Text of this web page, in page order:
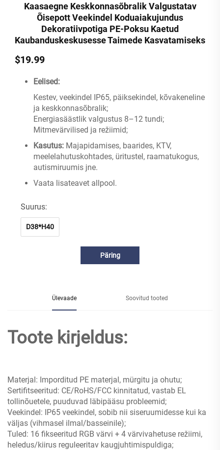
Kaasaegne Keskkonnasõbralik Valgustatav
Õisepott Veekindel Koduaiakujundus
Dekoratiivpotiga PE-Poksu Kaetud
Kaubanduskeskusesse Taimede Kasvatamiseks
$19.99
Eelised:
Kestev, veekindel IP65, päiksekindel, kõvakeneline
ja keskkonnasõbralik;
Energiasäästlik valgustus 8–12 tundi;
Mitmevärvilised ja režiimid;
Kasutus: Majapidamises, baarides, KTV,
meelelahutuskohtades, üritustel, raamatukogus,
autismiruumis jne.
Vaata lisateavet allpool.
Suurus:
D38*H40
Päring
Ülevaade Soovitud tooted
Toote kirjeldus:
Materjal: Imporditud PE materjal, mürgitu ja ohutu;
Sertifitseeritud: CE/RoHS/FCC kinnitatud, vastab EL
tollinõuetele, puuduvad läbipääsu probleemid;
Veekindel: IP65 veekindel, sobib nii siseruumidesse kui ka
väljas (vihmasel ilmal/basseinile);
Tuled: 16 fikseeritud RGB värvi + 4 värvivahetuse režiimi,
heledus/kiirus reguleeritav kaugjuhtimispuldiga;